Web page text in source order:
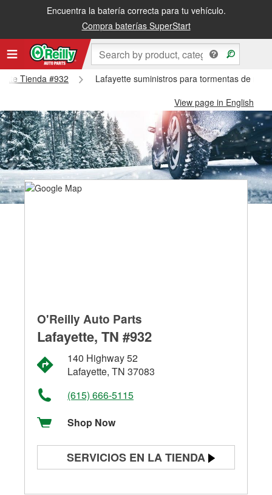
Encuentra la batería correcta para tu vehículo.
Compra baterías SuperStart
Tienda #932
Lafayette suministros para tormentas de
View page in English
O'Reilly Auto Parts
Lafayette, TN #932
140 Highway 52
Lafayette, TN 37083
(615) 666-5115
Shop Now
SERVICIOS EN LA TIENDA